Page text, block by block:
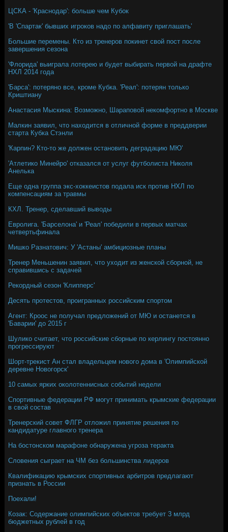
ЦСКА - 'Краснодар': больше чем Кубок
'В 'Спартак' бывших игроков надо по алфавиту приглашать'
Большие перемены. Кто из тренеров покинет свой пост после
завершения сезона
'Флорида' выиграла лотерею и будет выбирать первой на драфте
НХЛ 2014 года
'Барса': потеряно все, кроме Кубка. 'Реал': потерян только
Криштиану
Анастасия Мыскина: Возможно, Шараповой некомфортно в Москве
Малкин заявил, что находится в отличной форме в преддверии
старта Кубка Стэнли
'Карпин? Кто-то же должен остановить деградацию МЮ'
'Атлетико Минейро' отказался от услуг футболиста Николя
Анелька
Еще одна группа экс-хоккеистов подала иск против НХЛ по
компенсациям за травмы
КХЛ. Тренер, сделавший выводы
Евролига. 'Барселона' и 'Реал' победили в первых матчах
четвертьфинала
Мишко Разнатович: У 'Астаны' амбициозные планы
Тренер Меньшенин заявил, что уходит из женской сборной, не
справившись с задачей
Рекордный сезон 'Клипперс'
Десять протестов, проигранных российским спортом
Агент: Кроос не получал предложений от МЮ и останется в
'Баварии' до 2015 г
Шулико считает, что российские сборные по керлингу постоянно
прогрессируют
Шорт-трекист Ан стал владельцем нового дома в 'Олимпийской
деревне Новогорск'
10 самых ярких околотеннисных событий недели
Спортивные федерации РФ могут принимать крымские федерации
в свой состав
Тренерский совет ФЛГР отложил принятие решения по
кандидатуре главного тренера
На бостонском марафоне обнаружена угроза теракта
Словения сыграет на ЧМ без большинства лидеров
Квалификацию крымских спортивных арбитров предлагают
признать в России
Поехали!
Козак: Содержание олимпийских объектов требует 3 млрд
бюджетных рублей в год